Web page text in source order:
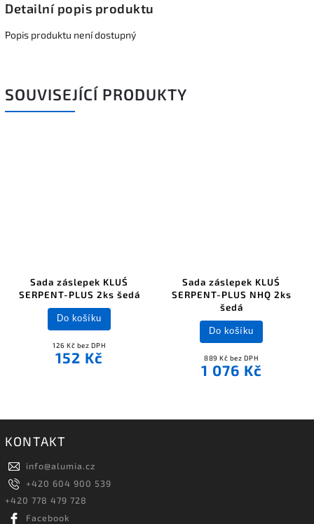
Detailní popis produktu
Popis produktu není dostupný
SOUVISEJÍCÍ PRODUKTY
Sada záslepek KLUŚ
SERPENT-PLUS 2ks šedá
126 Kč bez DPH
152 Kč
Do košíku
Sada záslepek KLUŚ
SERPENT-PLUS NHQ 2ks
šedá
889 Kč bez DPH
1 076 Kč
Do košíku
KONTAKT
info@alumia.cz
+420 604 900 539
+420 778 479 728
Facebook